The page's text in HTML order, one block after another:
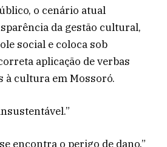
o cenário atual
da gestão cultural,
social e coloca sob
aplicação de verbas
à cultura em Mossoró.
encontra o perigo de dano.”